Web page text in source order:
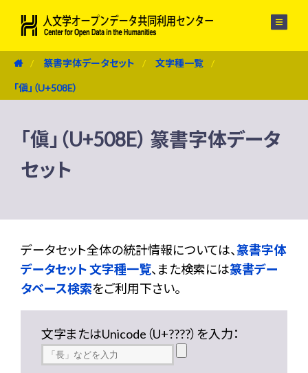
篆書字体データセット 文字種一覧
「傎」（U+508E）
「傎」（U+508E） 篆書字体データ
セット
データセット全体の統計情報については、篆書字体
データセット 文字種一覧、また検索には篆書デー
タベース検索をご利用下さい。
文字またはUnicode（U+????）を入力：